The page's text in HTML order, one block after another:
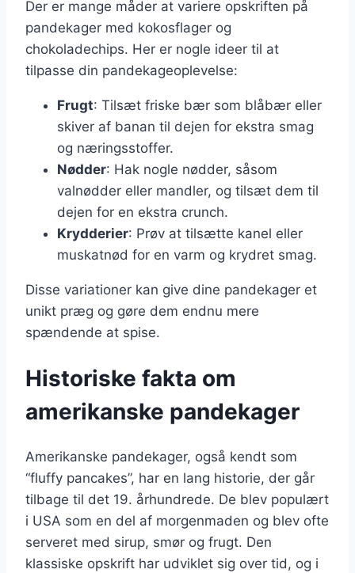
Der er mange måder at variere opskriften på
pandekager med kokosflager og
chokoladechips. Her er nogle ideer til at
tilpasse din pandekageoplevelse:
Frugt: Tilsæt friske bær som blåbær eller
skiver af banan til dejen for ekstra smag
og næringsstoffer.
Nødder: Hak nogle nødder, såsom
valnødder eller mandler, og tilsæt dem til
dejen for en ekstra crunch.
Krydderier: Prøv at tilsætte kanel eller
muskatnød for en varm og krydret smag.
Disse variationer kan give dine pandekager et
unikt præg og gøre dem endnu mere
spændende at spise.
Historiske fakta om
amerikanske pandekager
Amerikanske pandekager, også kendt som
“fluffy pancakes”, har en lang historie, der går
tilbage til det 19. århundrede. De blev populært
i USA som en del af morgenmaden og blev ofte
serveret med sirup, smør og frugt. Den
klassiske opskrift har udviklet sig over tid, og i